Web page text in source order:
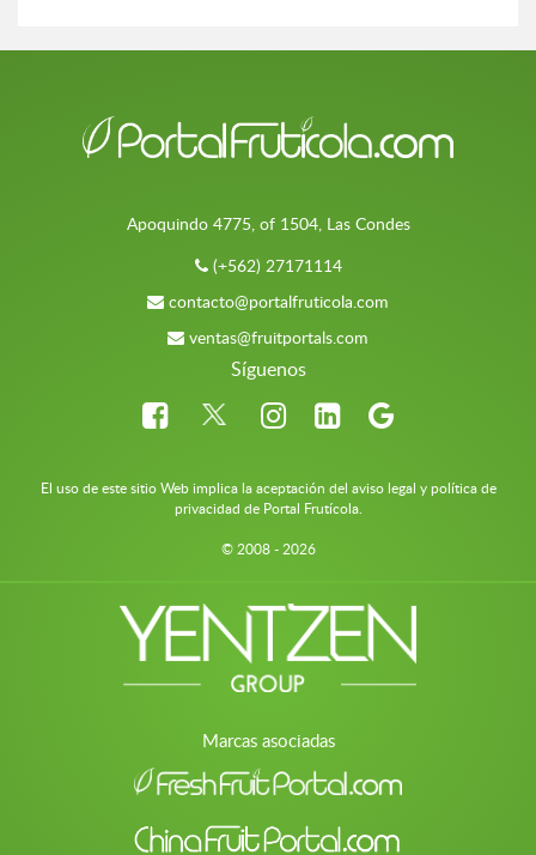
Apoquindo 4775, of 1504, Las Condes
(+562) 27171114
contacto@portalfruticola.com
ventas@fruitportals.com
Síguenos
El uso de este sitio Web implica la aceptación del aviso legal y política de
privacidad de Portal Frutícola.
© 2008 - 2026
Marcas asociadas